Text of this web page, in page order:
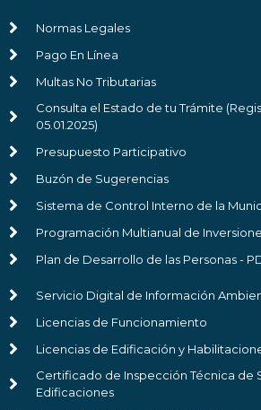
Normas Legales
Pago En Línea
Multas No Tributarias
Consulta el Estado de tu Trámite
05.01.2025)
Presupuesto Participativo
Buzón de Sugerencias
Sistema de Control Interno de la
Programación Multianual de
Plan de Desarrollo de las Personas -
Servicio Digital de Información
Licencias de Funcionamiento
Licencias de Edificación y
Certificado de Inspección Técnica de
Edificaciones